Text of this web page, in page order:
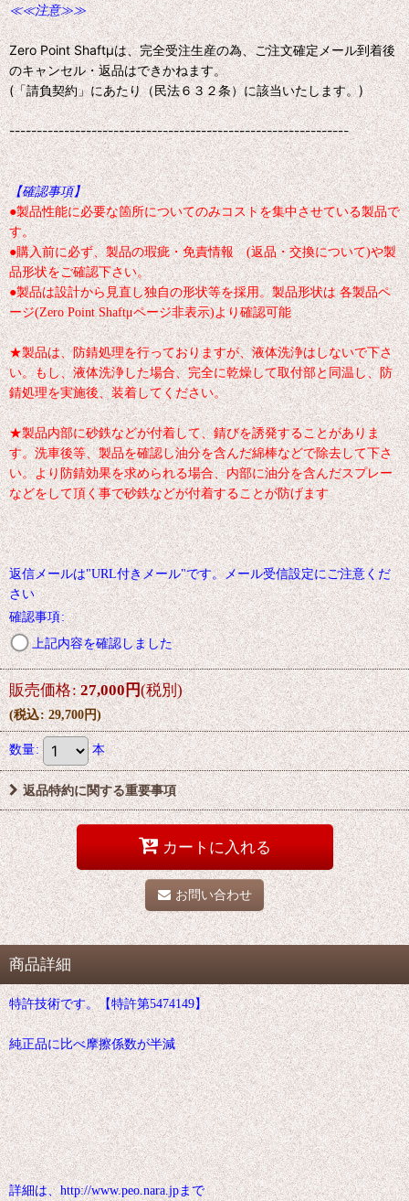
≪≪注意≫≫
Zero Point Shaftμは、完全受注生産の為、ご注文確定メール到着後
のキャンセル・返品はできかねます。
(「請負契約」にあたり（民法６３２条）に該当いたします。)
--------------------------------------------------------------
【確認事項】
●製品性能に必要な箇所についてのみコストを集中させている製品で
す。
●購入前に必ず、製品の瑕疵・免責情報 (返品・交換について)や製
品形状をご確認下さい。
●製品は設計から見直し独自の形状等を採用。製品形状は 各製品ペ
ージ(Zero Point Shaftμページ非表示)より確認可能
★製品は、防錆処理を行っておりますが、液体洗浄はしないで下さ
い。もし、液体洗浄した場合、完全に乾燥して取付部と同温し、防
錆処理を実施後、装着してください。
★製品内部に砂鉄などが付着して、錆びを誘発することがありま
す。洗車後等、製品を確認し油分を含んだ綿棒などで除去して下さ
い。より防錆効果を求められる場合、内部に油分を含んだスプレー
などをして頂く事で砂鉄などが付着することが防げます
返信メールは"URL付きメール"です。メール受信設定にご注意くだ
さい
確認事項:
上記内容を確認しました
販売価格: 27,000円(税別)
(税込: 29,700円)
数量: 本
返品特約に関する重要事項
カートに入れる
お問い合わせ
商品詳細
特許技術です。【特許第5474149】
純正品に比べ摩擦係数が半減
詳細は、http://www.peo.nara.jpまで